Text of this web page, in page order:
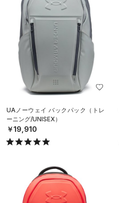
UAノーウェイ バックパック（トレ
ーニング/UNISEX）
￥19,910